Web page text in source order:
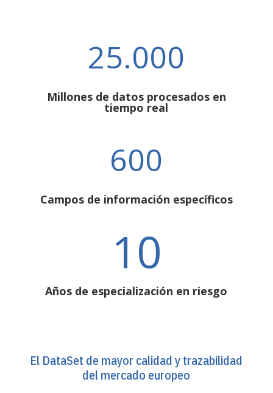
25.000
Millones de datos procesados en
tiempo real
600
Campos de información específicos
10
Años de especialización en riesgo
El DataSet de mayor calidad y trazabilidad
del mercado europeo